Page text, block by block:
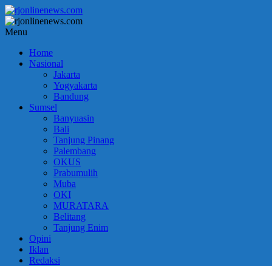
Lompat
ke
konten
rjonlinenews.com
Faktual
Berimbang
Terpercaya
Menu
Home
Nasional
Jakarta
Yogyakarta
Bandung
Sumsel
Banyuasin
Bali
Tanjung Pinang
Palembang
OKUS
Prabumulih
Muba
OKI
MURATARA
Belitang
Tanjung Enim
Opini
Iklan
Redaksi